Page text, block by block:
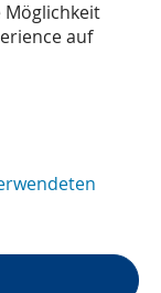
Möglichkeit
auf